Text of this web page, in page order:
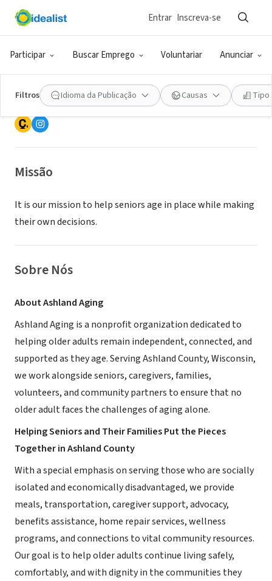
Participar Buscar Emprego Voluntariar Anunciar
Entrar Inscreva-se
Filtros Idioma da Publicação Causas Tipo
Ashland Aging
Ashland, WI|www.ashlandaging.org
Missão
It is our mission to help seniors age in place while making
their own decisions.
Sobre Nós
About Ashland Aging
Ashland Aging is a nonprofit organization dedicated to
helping older adults remain independent, connected, and
supported as they age. Serving Ashland County, Wisconsin,
we work alongside seniors, caregivers, families,
volunteers, and community partners to ensure that no
older adult faces the challenges of aging alone.
Helping Seniors and Their Families Put the Pieces
Together in Ashland County
With a special emphasis on serving those who are socially
isolated and economically disadvantaged, we provide
meals, transportation, caregiver support, advocacy,
benefits assistance, home repair services, wellness
programs, and connections to vital community resources.
Our goal is to help older adults continue living safely,
comfortably, and with dignity in the communities they